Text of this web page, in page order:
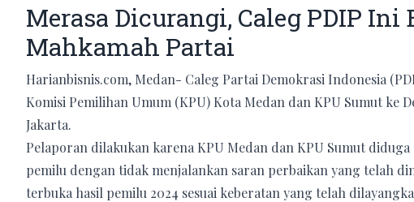
Merasa Dicurangi, Caleg PDIP Ini
Mahkamah Partai
Harianbisnis.com, Medan- Caleg Partai Demokrasi Indonesia
Komisi Pemilihan Umum (KPU) Kota Medan dan KPU Sumut ke
Jakarta.
Pelaporan dilakukan karena KPU Medan dan KPU Sumut
pemilu dengan tidak menjalankan saran perbaikan yang telah
terbuka hasil pemilu 2024 sesuai keberatan yang telah